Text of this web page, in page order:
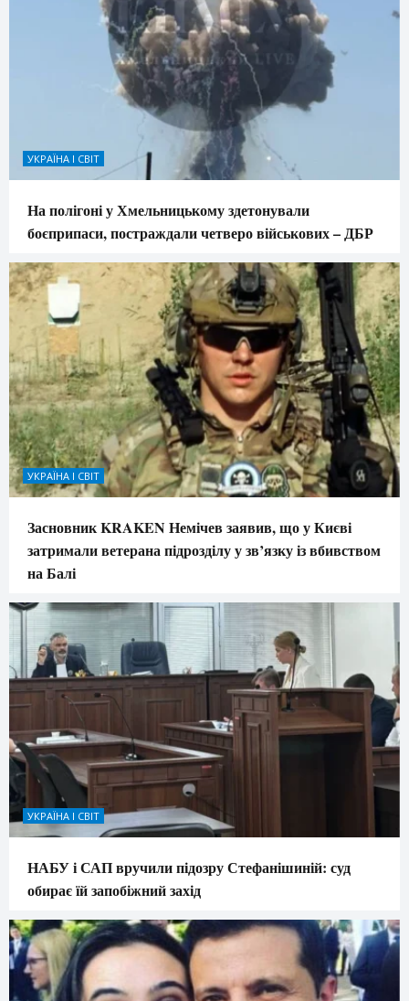
УКРАЇНА І СВІТ
На полігоні у Хмельницькому здетонували
боєприпаси, постраждали четверо військових – ДБР
УКРАЇНА І СВІТ
Засновник KRAKEN Немічев заявив, що у Києві
затримали ветерана підрозділу у зв’язку із вбивством
на Балі
УКРАЇНА І СВІТ
НАБУ і САП вручили підозру Стефанішиній: суд
обирає їй запобіжний захід